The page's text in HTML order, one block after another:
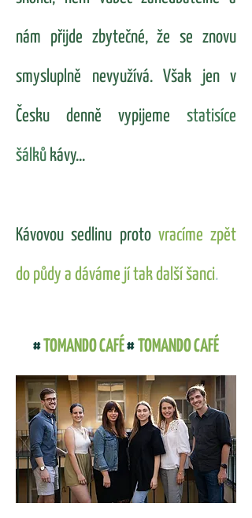
nám přijde zbytečné, že se znovu
smysluplně nevyužívá. Však jen v
Česku denně vypijeme statisíce
šálků kávy...
Kávovou sedlinu proto vracíme zpět
do půdy a dáváme jí tak další šanci.
#TOMANDO CAFÉ#TOMANDO CAFÉ